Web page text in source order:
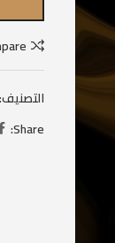
التصنيف:
Share: